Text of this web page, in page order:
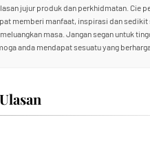
jujur produk dan perkhidmatan. Cie
memberi manfaat, inspirasi dan
masa. Jangan segan untuk
anda mendapat sesuatu yang